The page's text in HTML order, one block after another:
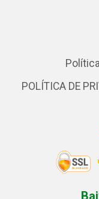
POLÍTICA DE